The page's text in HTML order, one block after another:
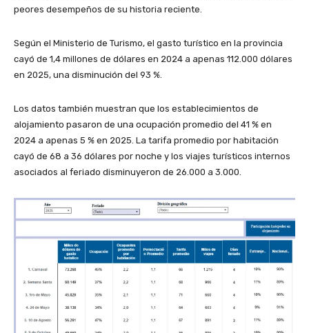
peores desempeños de su historia reciente.
Según el Ministerio de Turismo, el gasto turístico en la provincia
cayó de 1,4 millones de dólares en 2024 a apenas 112.000 dólares
en 2025, una disminución del 93 %.
Los datos también muestran que los establecimientos de
alojamiento pasaron de una ocupación promedio del 41 % en
2024 a apenas 5 % en 2025. La tarifa promedio por habitación
cayó de 68 a 36 dólares por noche y los viajes turísticos internos
asociados al feriado disminuyeron de 26.000 a 3.000.